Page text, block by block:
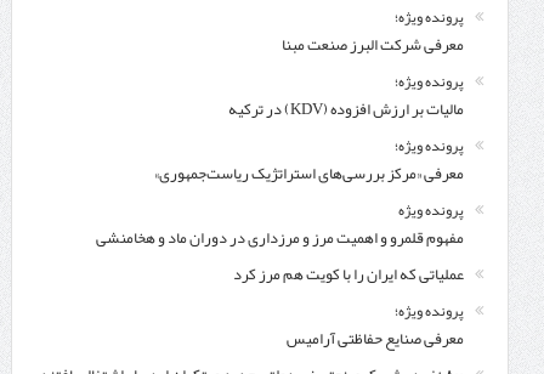
پرونده ویژه؛
معرفی شركت البرز صنعت مبنا
پرونده ویژه؛
مالیات بر ارزش افزوده (KDV) در ترکیه
پرونده ویژه؛
معرفی «مرکز بررسی‌های استراتژیک ریاست‌جمهوری»
پرونده ویژه
مفهوم قلمرو و اهمیت مرز و مرزداری در دوران ماد و هخامنشی
عملیاتی که ایران را با کویت هم مرز کرد
پرونده ویژه؛
معرفی صنایع حفاظتی آرامیس